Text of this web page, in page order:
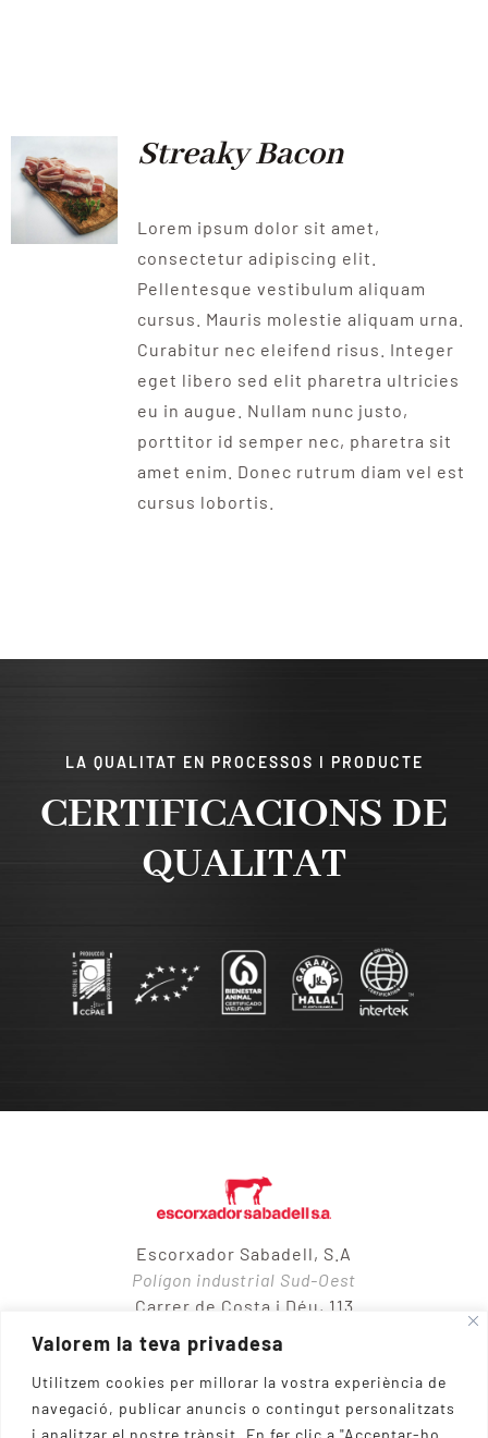
Valorem la teva privadesa
Utilitzem cookies per millorar la vostra experiència de
navegació, publicar anuncis o contingut personalitzats
i analitzar el nostre trànsit.
En fer clic a "Acceptar-ho
Streaky Bacon
Lorem ipsum dolor sit amet,
consectetur adipiscing elit.
Pellentesque vestibulum aliquam
cursus. Mauris molestie aliquam urna.
Curabitur nec eleifend risus. Integer
eget libero sed elit pharetra ultricies
eu in augue. Nullam nunc justo,
porttitor id semper nec, pharetra sit
amet enim. Donec rutrum diam vel est
cursus lobortis.
LA QUALITAT EN PROCESSOS I PRODUCTE
CERTIFICACIONS DE
QUALITAT
Escorxador Sabadell, S.A
Polígon industrial Sud-Oest
Carrer de Costa i Déu, 113
08205 – Sabadell
937 10 65 50